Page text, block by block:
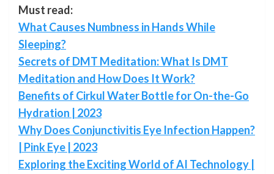
Must read:
What Causes Numbness in Hands While
Sleeping?
Secrets of DMT Meditation: What Is DMT
Meditation and How Does It Work?
Benefits of Cirkul Water Bottle for On-the-Go
Hydration | 2023
Why Does Conjunctivitis Eye Infection Happen?
| Pink Eye | 2023
Exploring the Exciting World of AI Technology |